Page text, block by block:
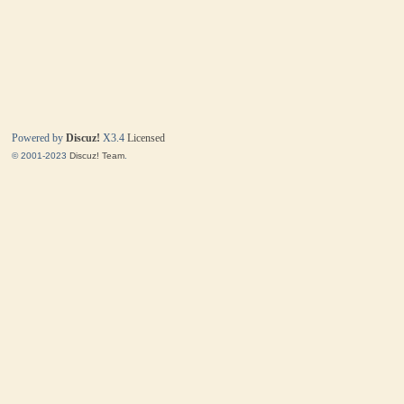
Powered byDiscuz! X3.4 Licensed
© 2001-2023Discuz! Team